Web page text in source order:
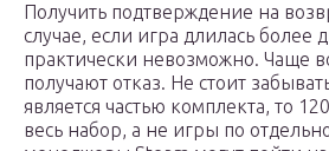
Получить подтверждение на
случае, если игра длилась более
практически невозможно. Чаще
получают отказ. Не стоит
является частью комплекта, то
весь набор, а не игры по